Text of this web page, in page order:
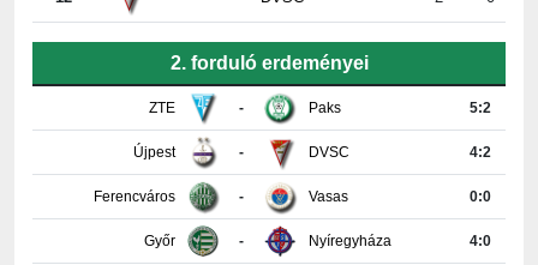
ZTE - Paks
Újpest DVSC 4:2
Ferencváros Vasas 0:0
Győr Nyíregyháza 4:0
Honvéd MTK 3:3